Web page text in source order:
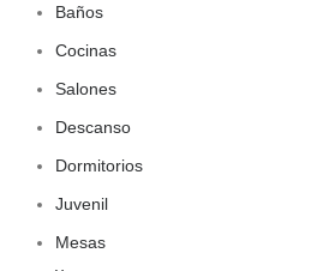
Baños
Cocinas
Salones
Descanso
Dormitorios
Juvenil
Mesas